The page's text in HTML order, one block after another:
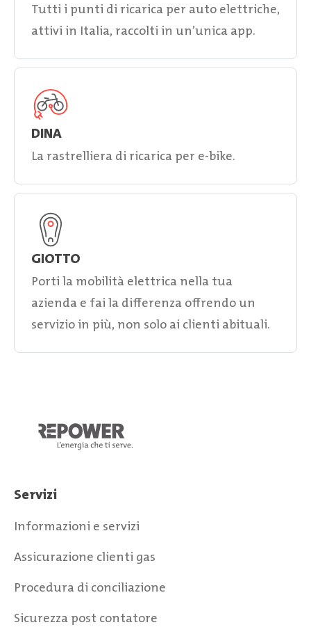
Tutti i punti di ricarica per auto elettriche,
attivi in Italia, raccolti in un’unica app.
DINA
La rastrelliera di ricarica per e-bike.
GIOTTO
Porti la mobilità elettrica nella tua
azienda e fai la differenza offrendo un
servizio in più, non solo ai clienti abituali.
Servizi
Informazioni e servizi
Assicurazione clienti gas
Procedura di conciliazione
Sicurezza post contatore